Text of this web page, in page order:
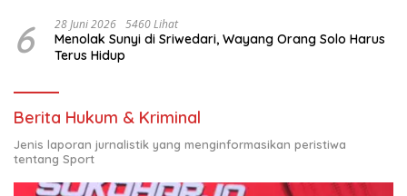
6 28 Juni 2026 5460 Lihat
Menolak Sunyi di Sriwedari, Wayang Orang Solo Harus
Terus Hidup
Berita Hukum & Kriminal
Jenis laporan jurnalistik yang menginformasikan peristiwa
tentang Sport